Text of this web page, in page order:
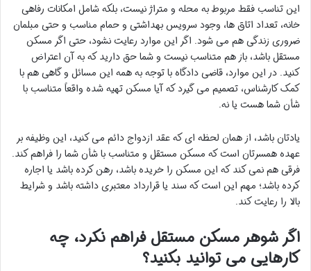
این تناسب فقط مربوط به محله و متراژ نیست، بلکه شامل امکانات رفاهی
خانه، تعداد اتاق ها، وجود سرویس بهداشتی و حمام مناسب و حتی مبلمان
ضروری زندگی هم می شود. اگر این موارد رعایت نشود، حتی اگر مسکن
مستقل باشد، باز هم متناسب نیست و شما حق دارید که به آن اعتراض
کنید. در این موارد، قاضی دادگاه با توجه به همه این مسائل و گاهی هم با
کمک کارشناس، تصمیم می گیرد که آیا مسکن تهیه شده واقعاً متناسب با
شأن شما هست یا نه.
یادتان باشد، از همان لحظه ای که عقد ازدواج دائم می کنید، این وظیفه بر
عهده همسرتان است که مسکن مستقل و متناسب با شأن شما را فراهم کند.
فرقی هم نمی کند که این مسکن را خریده باشد، رهن کرده باشد یا اجاره
کرده باشد؛ مهم این است که سند یا قرارداد معتبری داشته باشد و شرایط
بالا را رعایت کند.
اگر شوهر مسکن مستقل فراهم نکرد، چه
کارهایی می توانید بکنید؟